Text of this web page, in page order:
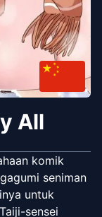
All
komik
seniman
untuk
sensei